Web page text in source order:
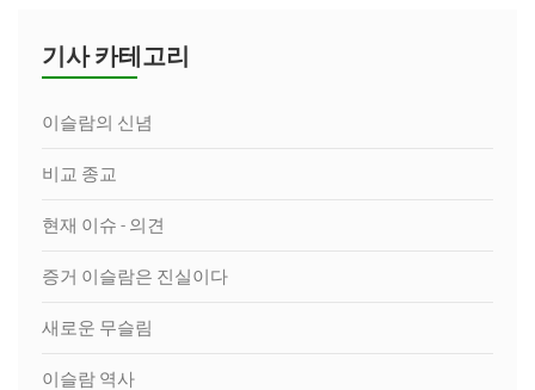
기사 카테고리
이슬람의 신념
비교 종교
현재 이슈 - 의견
증거 이슬람은 진실이다
새로운 무슬림
이슬람 역사